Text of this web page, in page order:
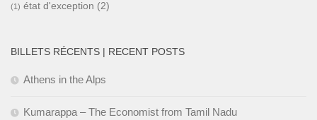
(1) état d'exception (2)
BILLETS RÉCENTS | RECENT POSTS
Athens in the Alps
Kumarappa – The Economist from Tamil Nadu